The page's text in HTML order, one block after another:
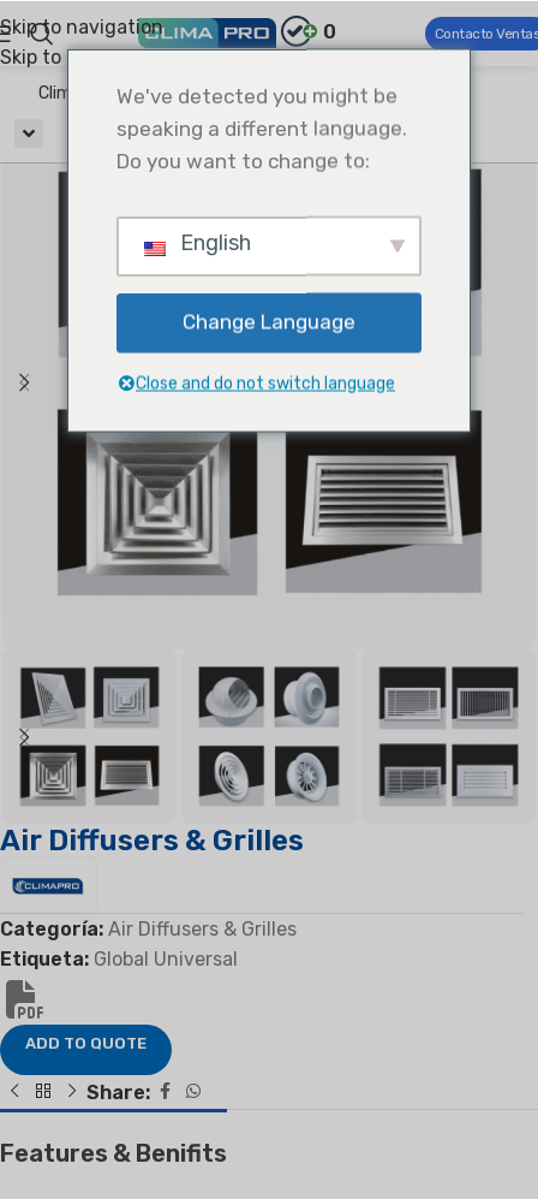
Skip to navigation
Skip to main content
0 Contacto
Climapro® Ventilación Air Diffusers & Grilles
Air Diffusers & Grilles
Categoría: Air Diffusers & Grilles
Etiqueta: Global Universal
ADD TO QUOTE
Share:
Features & Benifits
We've detected you might be
speaking a different language.
Do you want to change to:
English
Change Language
Close and do not switch language